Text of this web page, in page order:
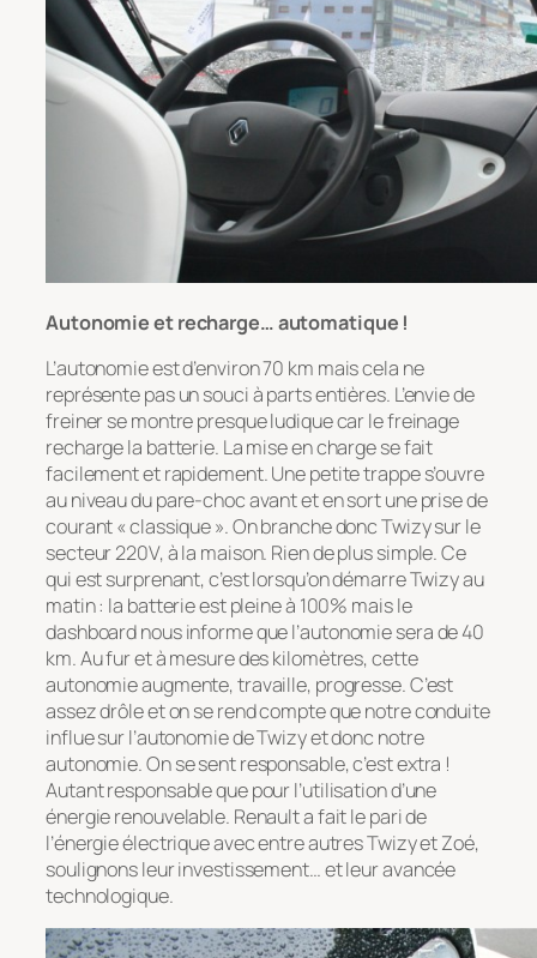
Autonomie et recharge… automatique !
L’autonomie est d’environ 70 km mais cela ne
représente pas un souci à parts entières. L’envie de
freiner se montre presque ludique car le freinage
recharge la batterie. La mise en charge se fait
facilement et rapidement. Une petite trappe s’ouvre
au niveau du pare-choc avant et en sort une prise de
courant « classique ». On branche donc Twizy sur le
secteur 220V, à la maison. Rien de plus simple. Ce
qui est surprenant, c’est lorsqu’on démarre Twizy au
matin : la batterie est pleine à 100% mais le
dashboard nous informe que l’autonomie sera de 40
km. Au fur et à mesure des kilomètres, cette
autonomie augmente, travaille, progresse. C’est
assez drôle et on se rend compte que notre conduite
influe sur l’autonomie de Twizy et donc notre
autonomie. On se sent responsable, c’est extra !
Autant responsable que pour l’utilisation d’une
énergie renouvelable. Renault a fait le pari de
l’énergie électrique avec entre autres Twizy et Zoé,
soulignons leur investissement… et leur avancée
technologique.